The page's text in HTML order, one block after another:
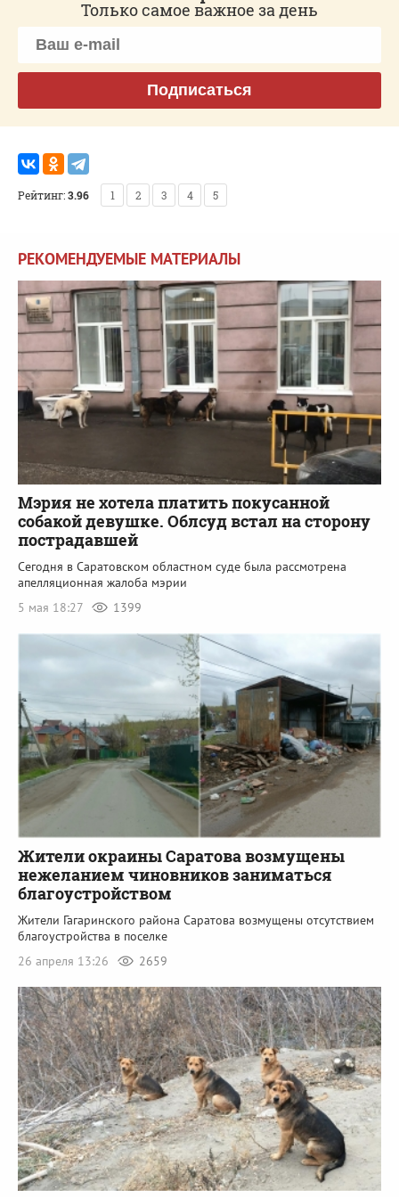
Только самое важное за день
Подписаться
Рейтинг:3.96 1 2 3 4 5
РЕКОМЕНДУЕМЫЕ МАТЕРИАЛЫ
Мэрия не хотела платить покусанной
собакой девушке. Облсуд встал на сторону
пострадавшей
Сегодня в Саратовском областном суде была рассмотрена
апелляционная жалоба мэрии
5 мая 18:27
1399
Жители окраины Саратова возмущены
нежеланием чиновников заниматься
благоустройством
Жители Гагаринского района Саратова возмущены отсутствием
благоустройства в поселке
26 апреля 13:26
2659